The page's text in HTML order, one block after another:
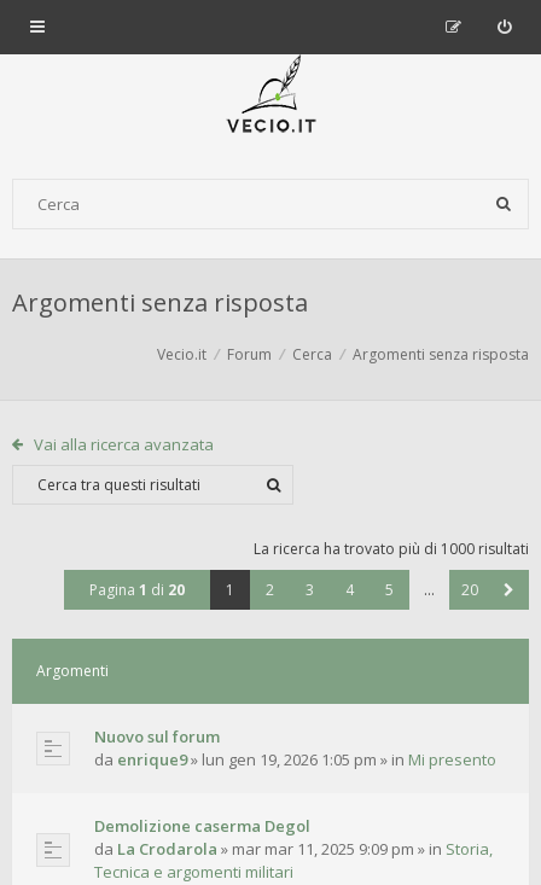
Argomenti senza risposta
Vecio.it Forum Cerca Argomenti senza risposta
Vai alla ricerca avanzata
La ricerca ha trovato più di 1000 risultati
Pagina 1 di 20 1 2 3 4 5 … 20
Argomenti
Nuovo sul forum
da enrique9» lun gen 19, 2026 1:05 pm » in Mi presento
Demolizione caserma Degol
da La Crodarola » mar mar 11, 2025 9:09 pm » in Storia,
Tecnica e argomenti militari